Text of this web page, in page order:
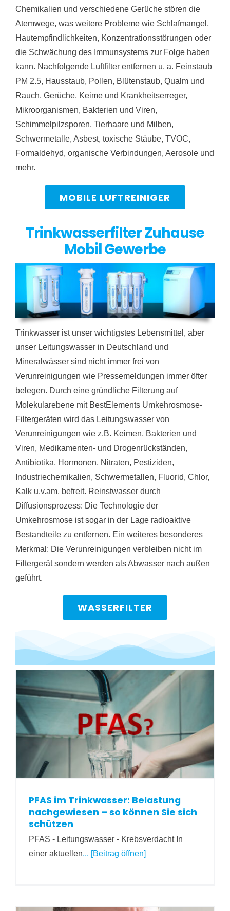
Chemikalien und verschiedene Gerüche stören die
Atemwege, was weitere Probleme wie Schlafmangel,
Hautempfindlichkeiten, Konzentrationsstörungen oder
die Schwächung des Immunsystems zur Folge haben
kann. Nachfolgende Luftfilter entfernen u. a. Feinstaub
PM 2.5, Hausstaub, Pollen, Blütenstaub, Qualm und
Rauch, Gerüche, Keime und Krankheitserreger,
Mikroorganismen, Bakterien und Viren,
Schimmelpilzsporen, Tierhaare und Milben,
Schwermetalle, Asbest, toxische Stäube, TVOC,
Formaldehyd, organische Verbindungen, Aerosole und
mehr.
MOBILE LUFTREINIGER
Trinkwasserfilter Zuhause
Mobil Gewerbe
Trinkwasser ist unser wichtigstes Lebensmittel, aber
unser Leitungswasser in Deutschland und
Mineralwässer sind nicht immer frei von
Verunreinigungen wie Pressemeldungen immer öfter
belegen. Durch eine gründliche Filterung auf
Molekularebene mit BestElements Umkehrosmose-
Filtergeräten wird das Leitungswasser von
Verunreinigungen wie z.B. Keimen, Bakterien und
Viren, Medikamenten- und Drogenrückständen,
Antibiotika, Hormonen, Nitraten, Pestiziden,
Industriechemikalien, Schwermetallen, Fluorid, Chlor,
Kalk u.v.am. befreit. Reinstwasser durch
Diffusionsprozess: Die Technologie der
Umkehrosmose ist sogar in der Lage radioaktive
Bestandteile zu entfernen. Ein weiteres besonderes
Merkmal: Die Verunreinigungen verbleiben nicht im
Filtergerät sondern werden als Abwasser nach außen
geführt.
WASSERFILTER
PFAS im Trinkwasser: Belastung
nachgewiesen – so können Sie sich
schützen
PFAS - Leitungswasser - Krebsverdacht In
einer aktuellen... [Beitrag öffnen]